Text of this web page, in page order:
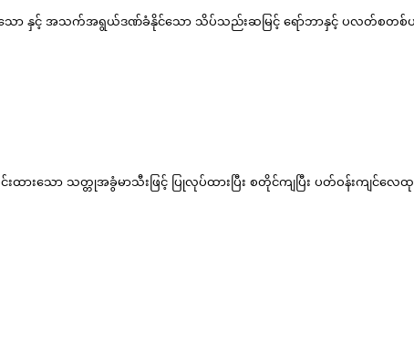
ော နှင့် အသက်အရွယ်ဒဏ်ခံနိုင်သော သိပ်သည်းဆမြင့် ရော်ဘာနှင့် ပလတ်စတစ်ပစ္စ
ထားသော သတ္တုအခွံမာသီးဖြင့် ပြုလုပ်ထားပြီး စတိုင်ကျပြီး ပတ်ဝန်းကျ